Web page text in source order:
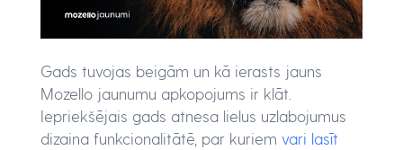
Gads tuvojas beigām un kā ierasts jauns
Mozello jaunumu apkopojums ir klāt.
Iepriekšējais gads atnesa lielus uzlabojumus
dizaina funkcionalitātē, par kuriem vari lasīt